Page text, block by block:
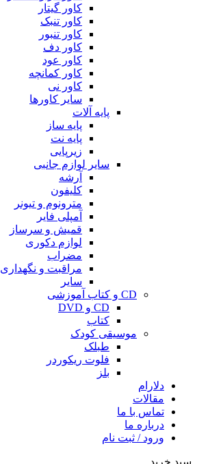
کاور گیتار
کاور تنبک
کاور تنبور
کاور دف
کاور عود
کاور کمانچه
کاور نی
سایر کاورها
پایه آلات
پایه ساز
پایه نت
زیرپایی
سایر لوازم جانبی
آرشه
کلیفون
مترونوم و تیونر
آمپلی فایر
قمیش و سرساز
لوازم دکوری
مضراب
مراقبت و نگهداری
سایر
CD و کتاب آموزشی
CD و DVD
کتاب
موسیقی کودک
طبلک
فلوت ریکوردر
بلز
دلارام
مقالات
تماس با ما
درباره ما
ورود / ثبت نام
سبد خرید